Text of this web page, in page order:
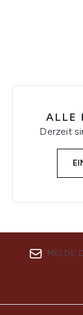
ALLE
Derzeit
MELDE